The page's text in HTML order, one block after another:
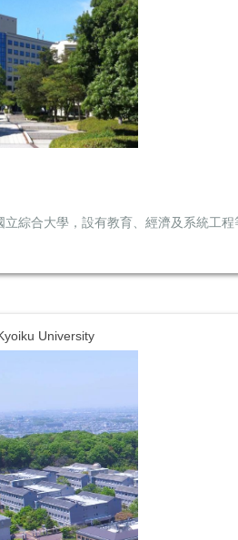
綜合大學，設有教育、經濟及系統工
University